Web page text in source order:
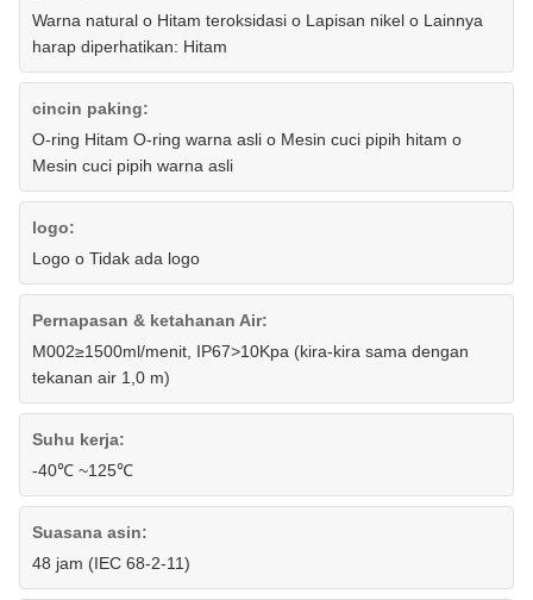
Warna natural o Hitam teroksidasi o Lapisan nikel o Lainnya
harap diperhatikan: Hitam
cincin paking:
O-ring Hitam O-ring warna asli o Mesin cuci pipih hitam o
Mesin cuci pipih warna asli
logo:
Logo o Tidak ada logo
Pernapasan & ketahanan Air:
M002≥1500ml/menit, IP67>10Kpa (kira-kira sama dengan
tekanan air 1,0 m)
Suhu kerja:
-40℃ ~125℃
Suasana asin:
48 jam (IEC 68-2-11)